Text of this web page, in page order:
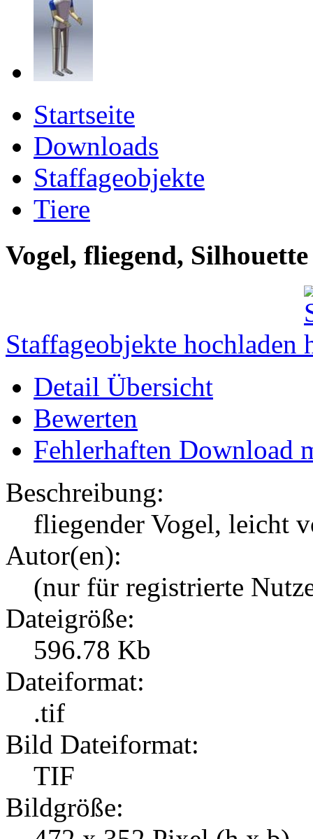
Startseite
Downloads
Staffageobjekte
Tiere
Vogel, fliegend, Silhouette
Staffageobjekte hochladen
Detail Übersicht
Bewerten
Fehlerhaften Download
Beschreibung:
fliegender Vogel, leicht
Autor(en):
(nur für registrierte
Dateigröße:
596.78 Kb
Dateiformat:
.tif
Bild Dateiformat:
TIF
Bildgröße: